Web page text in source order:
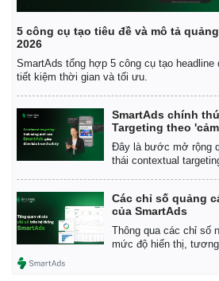
Thể thao
Lịch thi đấu bóng đá
Thế giới thể thao
Xe
5 công cụ tạo tiêu đề và mô tả
2026
SmartAds tổng hợp 5 công cụ tạo headline
tiết kiệm thời gian và tối ưu.
SmartAds chính
Targeting theo
Đây là bước mở rộng
thái contextual
Các chỉ số quảng
của SmartAds
Thông qua các chỉ số
mức độ hiển thị,